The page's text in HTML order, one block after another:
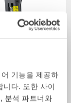
기능을 제공하
니다. 또한 사이
분석 파트너와
5-7